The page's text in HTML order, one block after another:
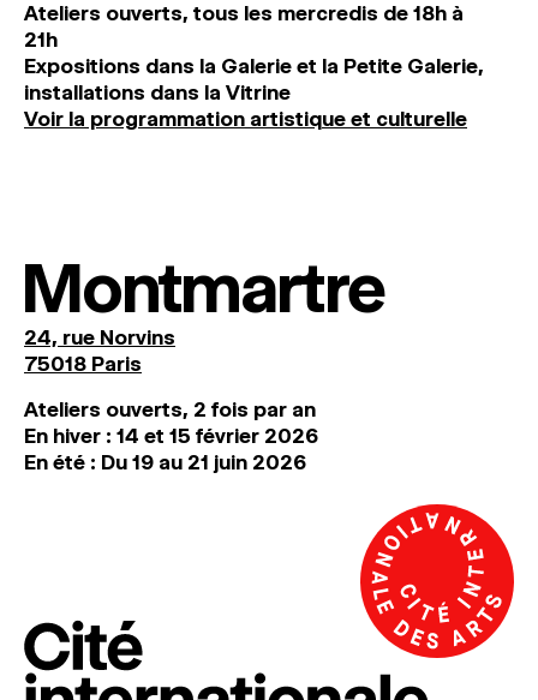
Ateliers ouverts, tous les mercredis de 18h à
21h
Expositions dans la Galerie et la Petite Galerie,
installations dans la Vitrine
Voir la programmation artistique et culturelle
Montmartre
24, rue Norvins
75018 Paris
Ateliers ouverts, 2 fois par an
En hiver : 14 et 15 février 2026
En été : Du 19 au 21 juin 2026